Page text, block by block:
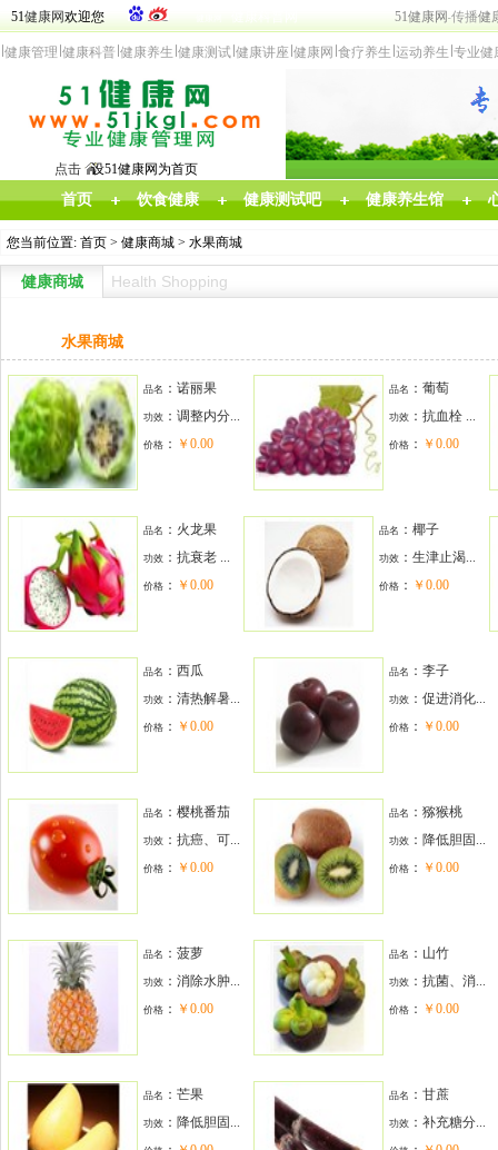
51健康网欢迎您 51健康网 传播健
健康管理 健康科普 健康养生 健康测试 健康讲座 健康网 食疗养生 运动养生 专业健
点击设51健康网为首页
首页 饮食健康 健康测试吧 健康养生馆
您当前位置: 首页 > 健康商城 > 水果商城
健康商城 Health Shopping
水果商城
品名 ：诺丽果
功效 ： 调整内分...
价格 ： ￥0.00
品名 ：葡萄
功效 ： 抗血栓 ...
价格 ： ￥0.00
品名 ：火龙果
功效 ： 抗衰老 ...
价格 ： ￥0.00
品名 ：椰子
功效 ： 生津止渴...
价格 ： ￥0.00
品名 ：西瓜
功效 ： 清热解暑...
价格 ： ￥0.00
品名 ：李子
功效 ： 促进消化...
价格 ： ￥0.00
品名 ：樱桃番茄
功效 ： 抗癌、可...
价格 ： ￥0.00
品名 ：猕猴桃
功效 ： 降低胆固...
价格 ： ￥0.00
品名 ：菠萝
功效 ： 消除水肿...
价格 ： ￥0.00
品名 ：山竹
功效 ： 抗菌、消...
价格 ： ￥0.00
品名 ：芒果
功效 ： 降低胆固...
品名 ：甘蔗
功效 ： 补充糖分...